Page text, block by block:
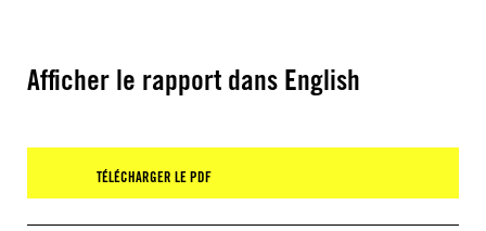
Afficher le rapport dans English
TÉLÉCHARGER LE PDF